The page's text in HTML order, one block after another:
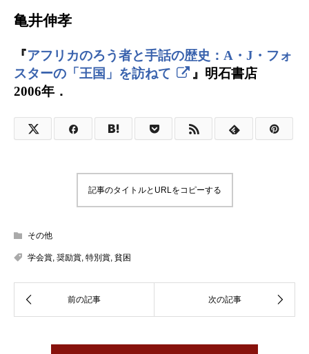
亀井伸孝
『アフリカのろう者と手話の歴史：A・J・フォ
スターの「王国」を訪ねて
』明石書店
2006年．
記事のタイトルとURLをコピーする
その他
学会賞, 奨励賞, 特別賞, 貧困